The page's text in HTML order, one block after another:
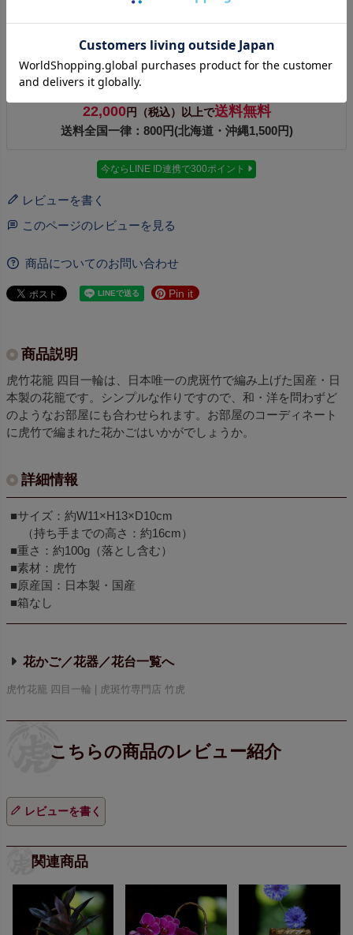
お届けします。
東京都お届け先を変更
22,000円（税込）以上で送料無料
送料全国一律：800円(北海道・沖縄1,500円)
今ならLINE ID連携で300ポイント
レビューを書く
このページのレビューを見る
商品についてのお問い合わせ
Pin it
商品説明
虎竹花籠 四目一輪は、日本唯一の虎斑竹で編み上げた国産・日
本製の花籠です。シンプルな作りですので、和・洋を問わずど
のようなお部屋にも合わせられます。お部屋のコーディネート
に虎竹で編まれた花かごはいかがでしょうか。
詳細情報
■サイズ：約W11×H13×D10cm
（持ち手までの高さ：約16cm）
■重さ：約100g（落とし含む）
■素材：虎竹
■原産国：日本製・国産
■箱なし
花かご／花器／花台
虎竹花籠 四目一輪 | 虎斑竹専門店 竹虎
レビューを書く
関連商品